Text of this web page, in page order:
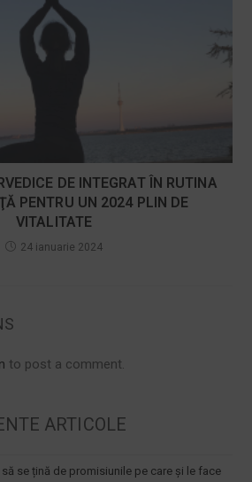
DE INTEGRAT ÎN RUTINA
PENTRU UN 2024 PLIN DE
VITALITATE
24 ianuarie 2024
to post a comment.
ARTICOLE
se țină de promisiunile pe care și le face